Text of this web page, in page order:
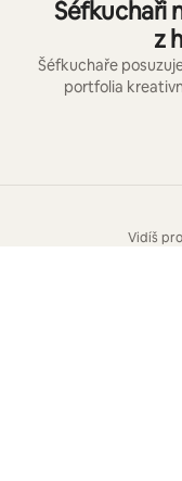
Šéfkuchaři
z
Šéfkuchaře
portfolia
Vidíš